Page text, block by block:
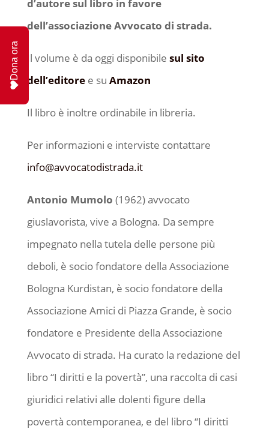
d’autore sul libro in favore
dell’associazione Avvocato di strada.
Il volume è da oggi disponibile sul sito
dell’editoree su Amazon
Il libro è inoltre ordinabile in libreria.
Per informazioni e interviste contattare
info@avvocatodistrada.it
Antonio Mumolo (1962) avvocato
giuslavorista, vive a Bologna. Da sempre
impegnato nella tutela delle persone più
deboli, è socio fondatore della Associazione
Bologna Kurdistan, è socio fondatore della
Associazione Amici di Piazza Grande, è socio
fondatore e Presidente della Associazione
Avvocato di strada. Ha curato la redazione del
libro “I diritti e la povertà”, una raccolta di casi
giuridici relativi alle dolenti figure della
povertà contemporanea, e del libro “I diritti
Dona ora